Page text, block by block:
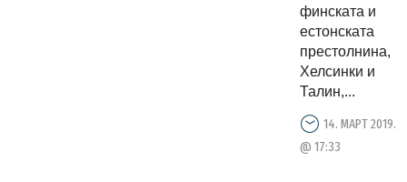
финската и
естонската
престолнина,
Хелсинки и
Талин,...
14. МАРТ 2019.
@ 17:33